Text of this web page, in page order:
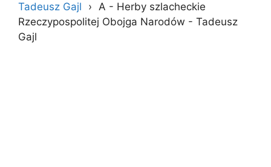
Tadeusz Gajl
A - Herby szlacheckie
Rzeczypospolitej Obojga Narodów - Tadeusz
Gajl